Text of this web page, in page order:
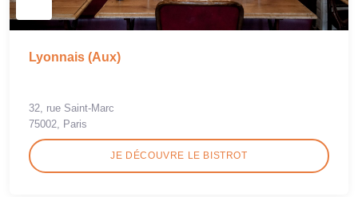
Lyonnais (Aux)
32, rue Saint-Marc
75002, Paris
JE DÉCOUVRE LE BISTROT